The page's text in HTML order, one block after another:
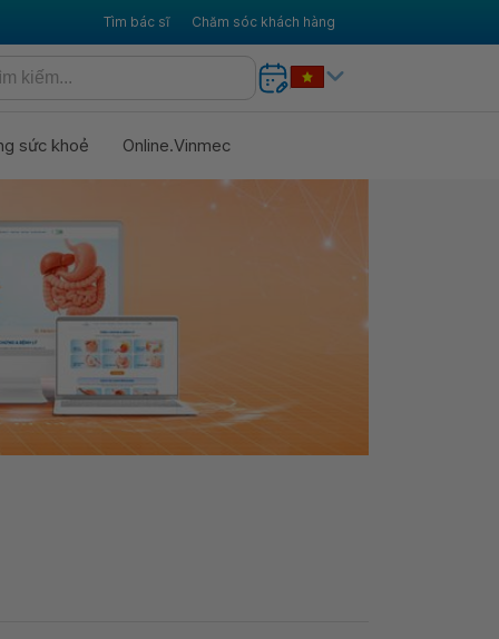
Tìm bác sĩ Chăm sóc khách hàng
sức khoẻ Online.Vinmec